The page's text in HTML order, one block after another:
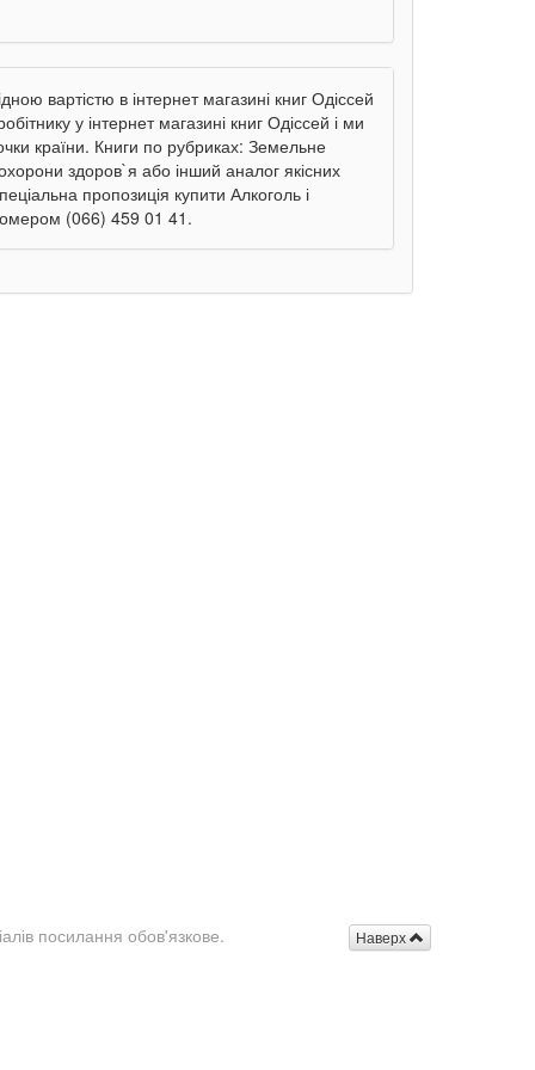
вартістю в інтернет магазині книг Одіссей
у інтернет магазині книг Одіссей і ми
країни. Книги по рубриках: Земельне
здоров`я або інший аналог якісних
пропозиція купити Алкоголь і
(066) 459 01 41.
Наверх
посилання обов'язкове.